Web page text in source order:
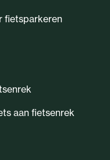
fietsparkeren
aan fietsenrek